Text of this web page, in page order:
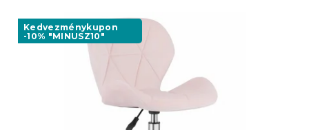
Kedvezménykupon
-10% "MINUSZ10"